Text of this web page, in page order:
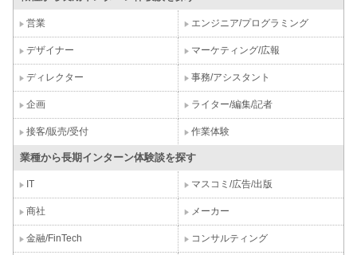
営業 エンジニア/プログラミング
デザイナー マーケティング/広報
ディレクター 事務/アシスタント
企画 ライター/編集/記者
接客/販売/受付 作業体験
業種から長期インターン体験談を探す
IT マスコミ/広告/出版
商社 メーカー
金融/FinTech コンサルティング